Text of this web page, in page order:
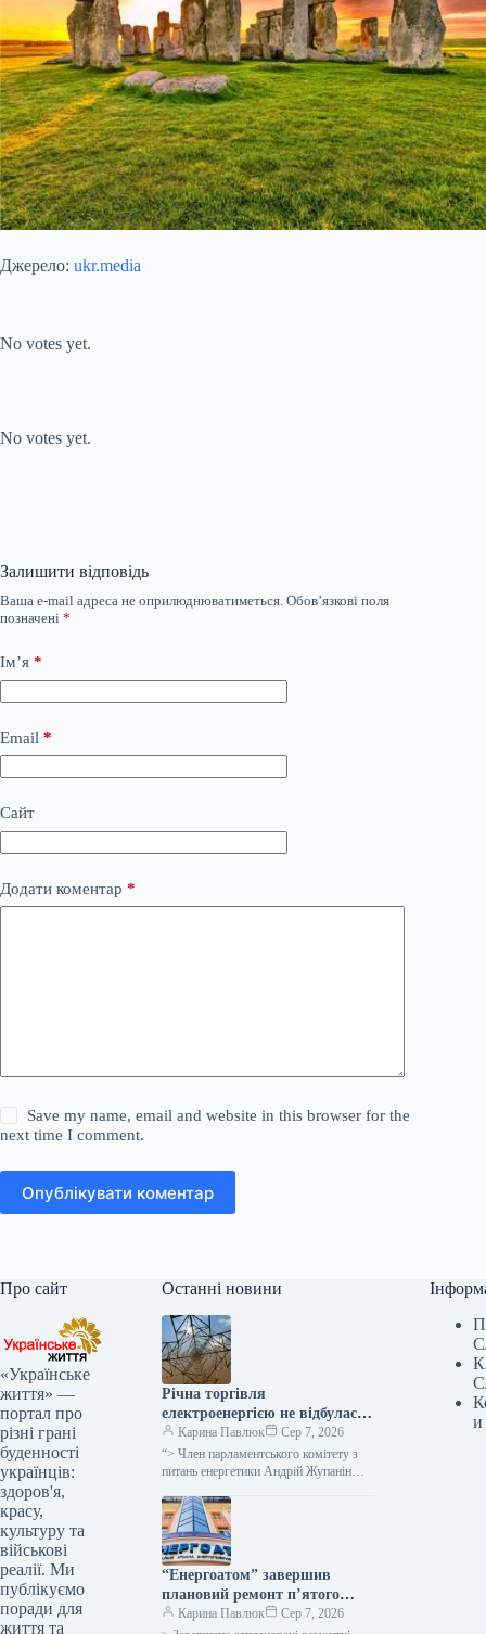
Джерело: ukr.media
No votes yet.
No votes yet.
Залишити відповідь
Ваша e-mail адреса не оприлюднюватиметься. Обов’язкові поля
позначені *
Ім’я *
Email *
Сайт
Додати коментар *
Save my name, email and website in this browser for the
next time I comment.
Опублікувати коментар
Про сайт
«Українське
життя» —
портал про
різні грані
буденності
українців:
здоров'я,
красу,
культуру та
військові
реалії. Ми
публікуємо
поради для
життя та
Останні новини
Річна торгівля
електроенергією не відбулася
через військові загрози для
покупців та надмірну
вартість, як заявив народний
Карина Павлюк
Сер 7, 2026
“> Член парламентського комітету з
питань енергетики Андрій Жупанін
невдачі аукціону з реалізації
електроенергії…
“Енергоатом” завершив
плановий ремонт п’ятого
енергоблоку
Карина Павлюк
Сер 7, 2026
и